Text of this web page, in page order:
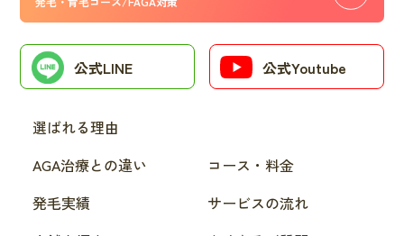
公式LINE 公式Youtube
選ばれる理由
AGA治療との違い
コース・料金
発毛実績
サービスの流れ